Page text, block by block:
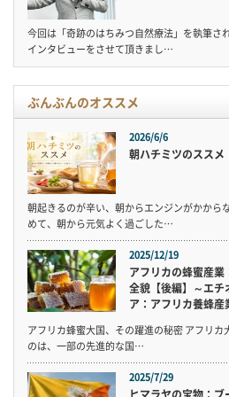
今回は「奇跡のはちみつ自然療法」を執筆さ
インタビューをさせて頂きまし…
ぶんぶんのオススメ
2026/6/6
朝ハチミツのススメ
朝起きるのが辛い、朝からエンジンがかから
めて、朝から元気よく過ごした…
2025/12/19
アフリカの蜂蜜産
全貌【後編】～エチ
ア：アフリカ養蜂
アフリカ蜂蜜大国、その躍進の秘密 アフリ
のは、一部の先進的な国…
2025/7/29